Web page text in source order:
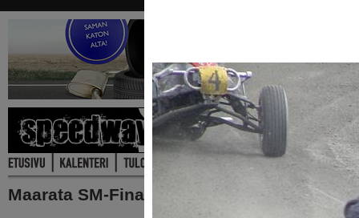
Maarata SM-Finaali Kauhajoki 11.8.2012